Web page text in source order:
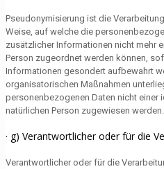
Pseudonymisierung ist die
Weise, auf welche die
zusätzlicher Informationen nicht mehr
Person zugeordnet werden können,
Informationen gesondert aufbewahrt
organisatorischen Maßnahmen
personenbezogenen Daten nicht einer
natürlichen Person zugewiesen werden.
· g) Verantwortlicher oder für die
Verantwortlicher oder für die